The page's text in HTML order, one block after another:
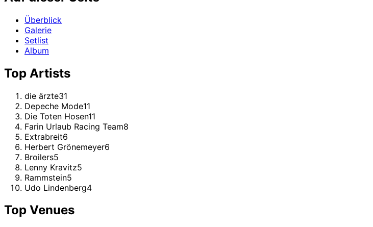
Überblick
Galerie
Setlist
Album
Top Artists
die ärzte31
Depeche Mode11
Die Toten Hosen11
Farin Urlaub Racing Team8
Extrabreit6
Herbert Grönemeyer6
Broilers5
Lenny Kravitz5
Rammstein5
Udo Lindenberg4
Top Venues